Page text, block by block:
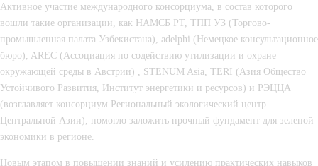
Активное участие международного консорциума, в состав которого
вошли такие организации, как НАМСБ РТ, ТПП УЗ (Торгово-
промышленная палата Узбекистана), аdelphi (Немецкое консультационное
бюро), AREC (Ассоциация по содействию утилизации и охране
окружающей среды в Австрии) , STENUM Asia, TERI (Азия Общество
Устойчивого Развития, Институт энергетики и ресурсов) и РЭЦЦА
(возглавляет консорциум Региональный экологический центр
Центральной Азии), помогло заложить прочный фундамент для зеленой
экономики в регионе.
Новым этапом в повышении знаний и усилению практических навыков